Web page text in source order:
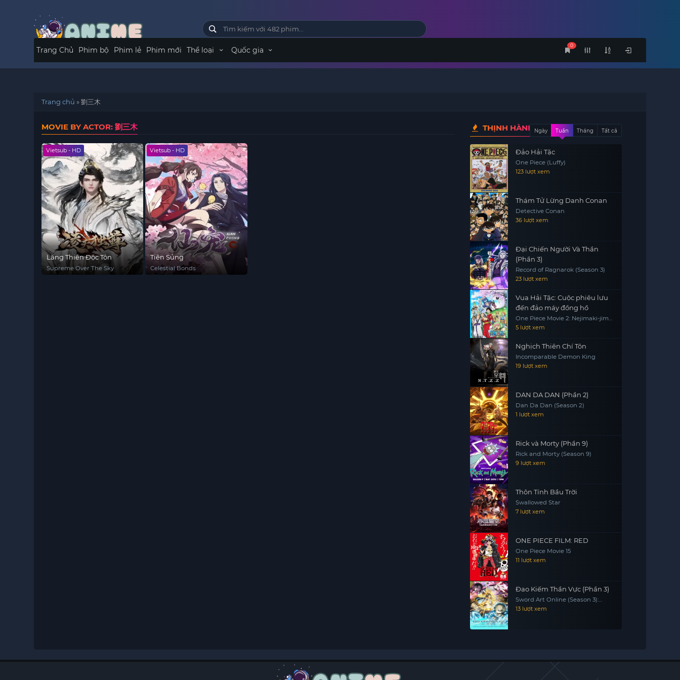
0
Trang Chủ Phim bộ Phim lẻ Phim mới Thể loại Quốc gia
Trang chủ »劉三木
MOVIE BY ACTOR: 劉三木
Vietsub - HD
Lăng Thiên Độc Tôn
Supreme Over The Sky
Vietsub - HD
Tiên Sủng
Celestial Bonds
THỊNH HÀNHNgày Tuần Tháng Tất cả
Đảo Hải Tặc
One Piece (Luffy)
123 lượt xem
Thám Tử Lừng Danh Conan
Detective Conan
36 lượt xem
Đại Chiến Người Và Thần
(Phần 3)
Record of Ragnarok (Season 3)
23 lượt xem
Vua Hải Tặc: Cuộc phiêu lưu
đến đảo máy đồng hồ
One Piece Movie 2: Nejimaki-jima
no Daibouken, One Piece:
Nejimakijima no Bouken, One
5 lượt xem
Nghịch Thiên Chí Tôn
Incomparable Demon King
19 lượt xem
DAN DA DAN (Phần 2)
Dan Da Dan (Season 2)
1 lượt xem
Rick và Morty (Phần 9)
Rick and Morty (Season 9)
9 lượt xem
Thôn Tính Bầu Trời
Swallowed Star
7 lượt xem
ONE PIECE FILM: RED
One Piece Movie 15
11 lượt xem
Đao Kiếm Thần Vực (Phần 3)
Sword Art Online (Season 3):
Alicization & War Of Underworld
13 lượt xem